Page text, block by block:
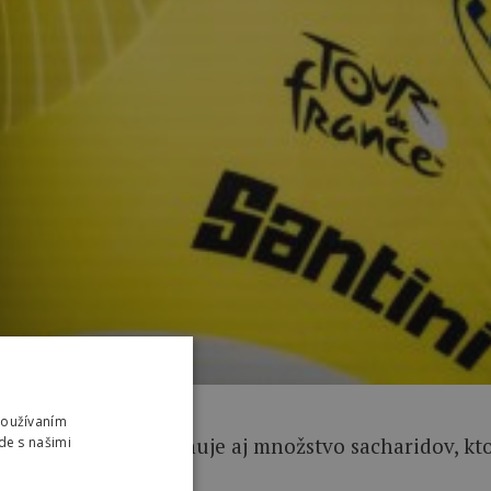
pozornosť priťahuje aj množstvo sacharidov,
s našimi